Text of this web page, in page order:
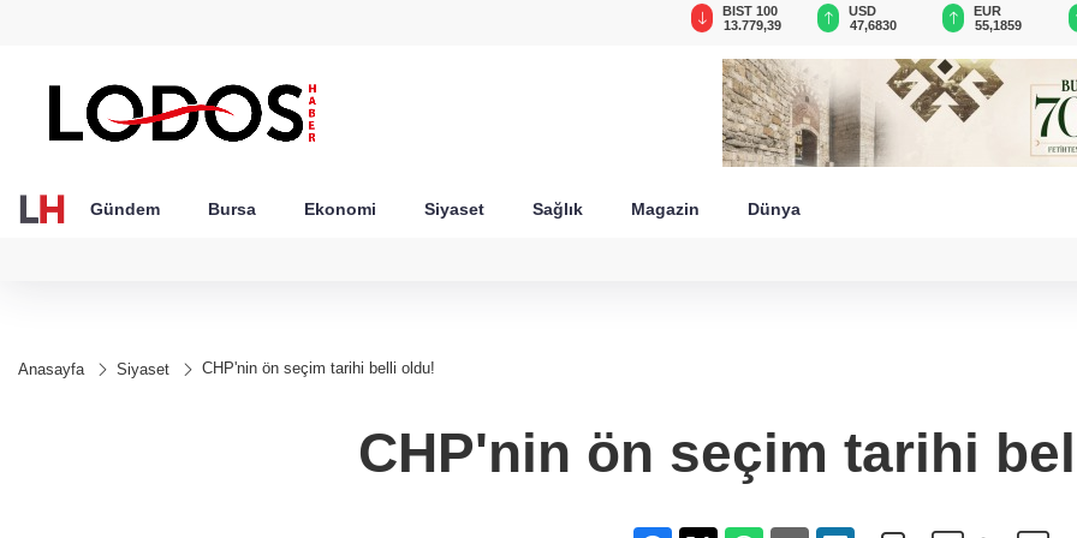
BIST 100
13.779,39
USD
47,6830
EUR
55,1859
Gündem Bursa Ekonomi Siyaset Sağlık Magazin Dünya
Anasayfa Siyaset CHP'nin ön seçim tarihi belli oldu!
CHP'nin ön seçim tarihi